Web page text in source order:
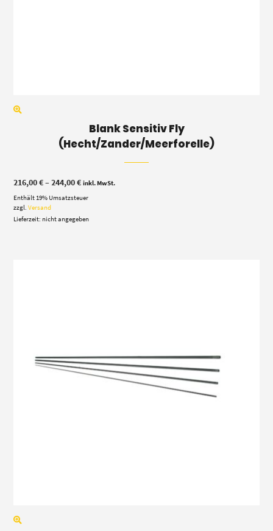
Blank Sensitiv Fly
(Hecht/Zander/Meerforelle)
216,00€–244,00€Preisspanne:
bis
inkl. MwSt.
Enthält 19% Umsatzsteuer
zzgl.Versand
Lieferzeit: nicht angegeben